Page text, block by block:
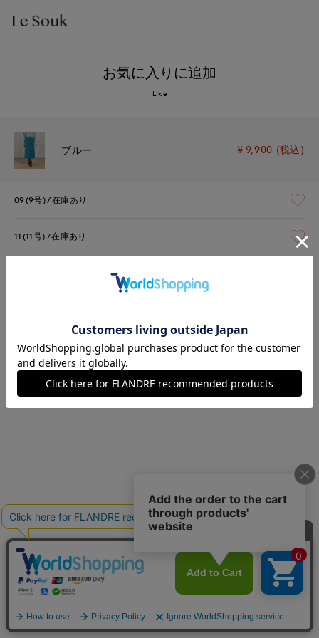
お気に入りに追加
Like
ブルー ￥9,900 (税込)
09(9号) 在庫あり
11(11号) 在庫あり